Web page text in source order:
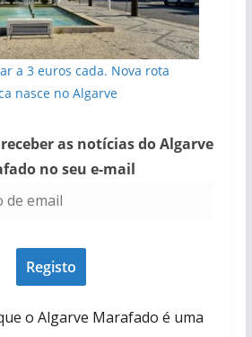
a 3 euros cada. Nova rota
nasce no Algarve
as notícias do Algarve
no seu e-mail
o Algarve Marafado é uma